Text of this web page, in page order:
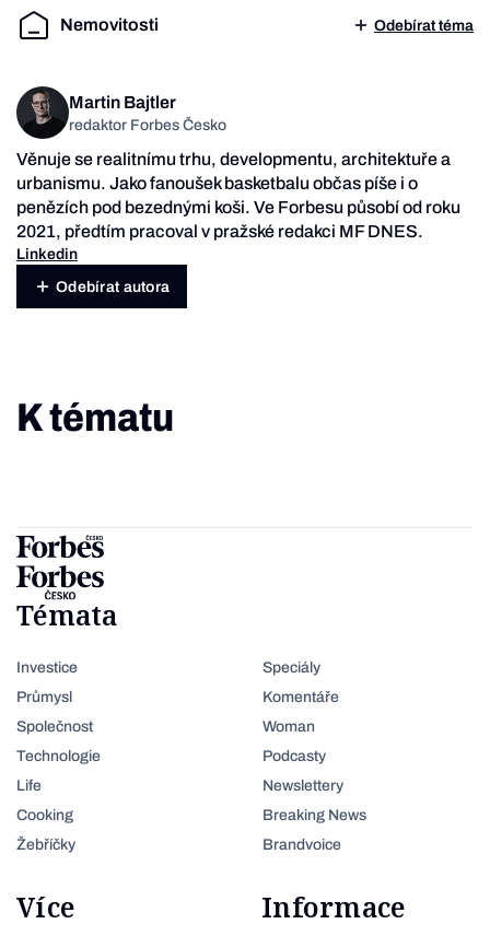
Nemovitosti Odebírat téma
Martin Bajtler
redaktor Forbes Česko
Věnuje se realitnímu trhu, developmentu, architektuře a
urbanismu. Jako fanoušek basketbalu občas píše i o
penězích pod bezednými koši. Ve Forbesu působí od roku
2021, předtím pracoval v pražské redakci MF DNES.
Linkedin
Odebírat autora
K tématu
Témata
Investice
Průmysl
Společnost
Technologie
Life
Cooking
Žebříčky
Speciály
Komentáře
Woman
Podcasty
Newslettery
Breaking News
Brandvoice
Více Informace